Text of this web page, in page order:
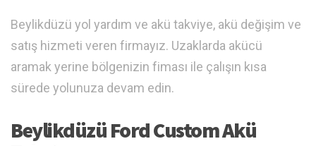
Beylikdüzü yol yardım ve akü takviye, akü değişim ve
satış hizmeti veren firmayız. Uzaklarda akücü
aramak yerine bölgenizin fiması ile çalışın kısa
sürede yolunuza devam edin.
Beylikdüzü Ford Custom Akü